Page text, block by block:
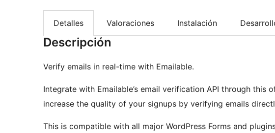
Detalles Valoraciones Instalación
Descripción
Verify emails in real-time with Emailable.
Integrate with Emailable’s email verification API through this
increase the quality of your signups by verifying emails
This is compatible with all major WordPress Forms and